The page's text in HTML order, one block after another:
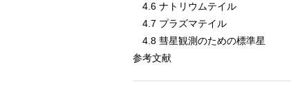
4.6 ナトリウムテイル
4.7 プラズマテイル
4.8 彗星観測のための標準星
参考文献